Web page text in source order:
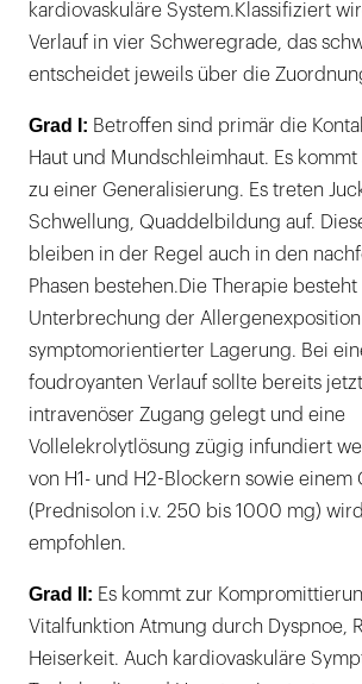
kardiovaskuläre System.Klassifiziert
Verlauf in vier Schweregrade, das
entscheidet jeweils über die
Grad I: Betroffen sind primär die
Haut und Mundschleimhaut. Es
zu einer Generalisierung. Es treten
Schwellung, Quaddelbildung auf.
bleiben in der Regel auch in den
Phasen bestehen.Die Therapie
Unterbrechung der
symptomorientierter Lagerung. Bei
foudroyanten Verlauf sollte bereits
intravenöser Zugang gelegt und eine
Vollelekrolytlösung zügig infundiert
von H1- und H2-Blockern sowie einem
(Prednisolon i.v. 250 bis 1000 mg)
empfohlen.
Grad II: Es kommt zur
Vitalfunktion Atmung durch Dyspnoe,
Heiserkeit. Auch kardiovaskuläre